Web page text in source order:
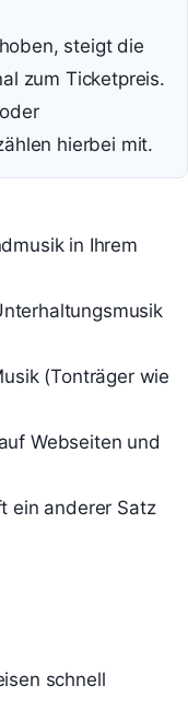
steigt die
zum Ticketpreis.
hierbei mit.
in Ihrem
(Tonträger wie
Webseiten und
ein anderer Satz
schnell